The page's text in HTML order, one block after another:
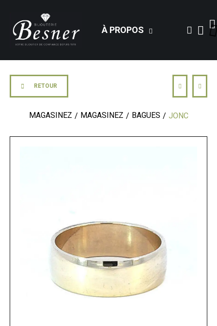
À PROPOS
RETOUR
MAGASINEZ MAGASINEZ BAGUES JONC